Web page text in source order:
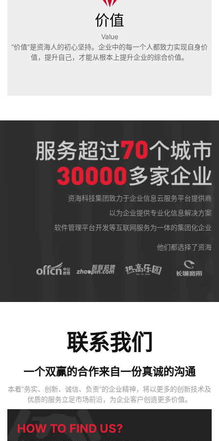
价值
Value
“价值”是资海人的初心坚持。企业中的每一个人都致力实现自身价
值，提升自己，才能从根本上提升企业的综合价值。
资海科技集团致力于企业信息云服务平台提供商
以为企业提供专业化信息解决方案
软件管理平台开发等互联网服务为一体的集团化企业
他们都选择了资海
联系我们
一个双赢的合作来自一份真诚的沟通
本着“务实、创新、诚信、负责”的企业精神，将以更多的创新技术及
优质的服务立足市场前沿，为企业客户创造更多价值。
HOW TO FIND US?